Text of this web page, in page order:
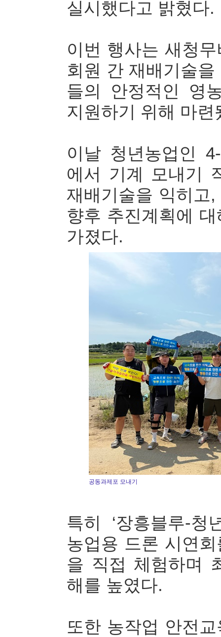
실시했다고 밝혔다.
이번 행사는 새청
회원 간 재배기술
들의 안정적인 영
지원하기 위해 마련
이날 청년농업인
에서 기계 모내기
재배기술을 익히고
향후 추진계획에
가졌다.
공동과제포 모내기
특히 ‘장흥블루-청
농업용 드론 시연
을 직접 체험하며
해를 높였다.
또한 농작업 안전